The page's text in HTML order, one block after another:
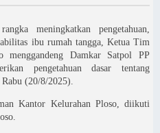
meningkatkan pengetahuan,
ibu rumah tangga, Ketua Tim
menggandeng Damkar Satpol PP
pengetahuan dasar tentang
(20/8/2025).
Kantor Kelurahan Ploso, diikuti